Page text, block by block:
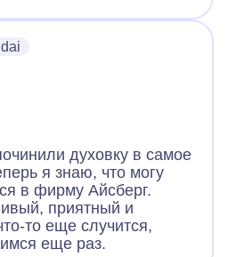
духовку в самое
я знаю, что могу
в фирму Айсберг.
приятный и
то еще случится,
еще раз.